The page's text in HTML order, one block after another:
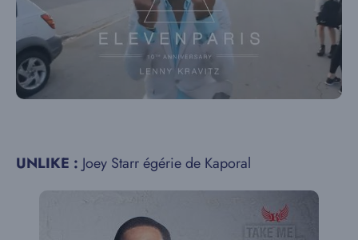
UNLIKE : Joey Starr égérie de Kaporal